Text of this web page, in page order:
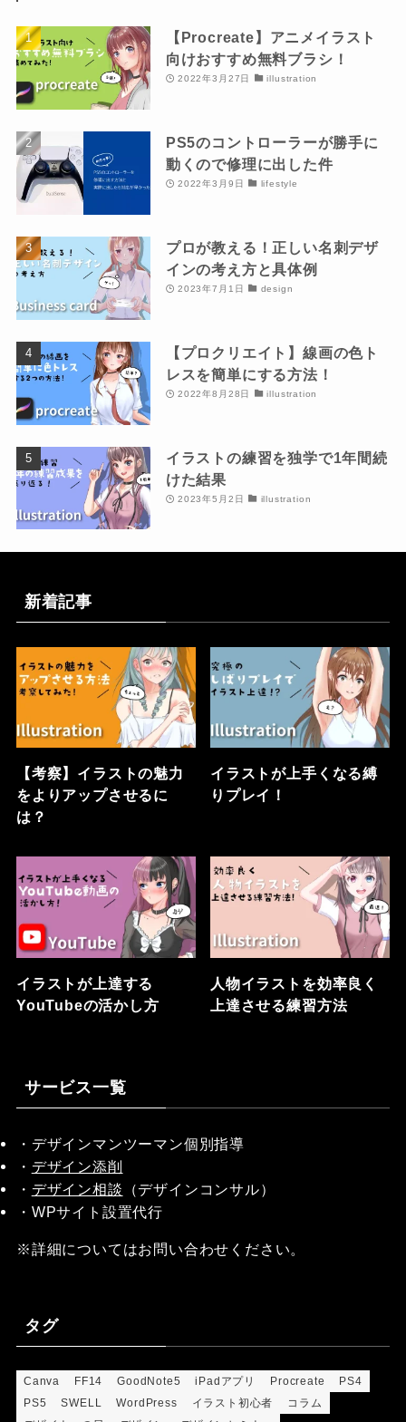
【Procreate】アニメイラスト
向けおすすめ無料ブラシ！
2022年3月27日 illustration
PS5のコントローラーが勝手に
動くので修理に出した件
2022年3月9日 lifestyle
プロが教える！正しい名刺デザ
インの考え方と具体例
2023年7月1日 design
【プロクリエイト】線画の色ト
レスを簡単にする方法！
2022年8月28日 illustration
イラストの練習を独学で1年間続
けた結果
2023年5月2日 illustration
新着記事
【考察】イラストの魅力
をよりアップさせるに
は？
イラストが上手くなる縛
りプレイ！
イラストが上達する
YouTubeの活かし方
人物イラストを効率良く
上達させる練習方法
サービス一覧
・デザインマンツーマン個別指導
・ デザイン添削
・ デザイン相談 （デザインコンサル）
・WPサイト設置代行
※詳細についてはお問い合わせください。
タグ
Canva FF14 GoodNote5 iPadアプリ Procreate
PS4
PS5
SWELL WordPress イラスト初心者
コラム